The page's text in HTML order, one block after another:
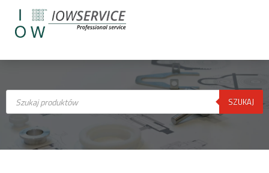
Wyszukiwarka
produktów SZUKAJ